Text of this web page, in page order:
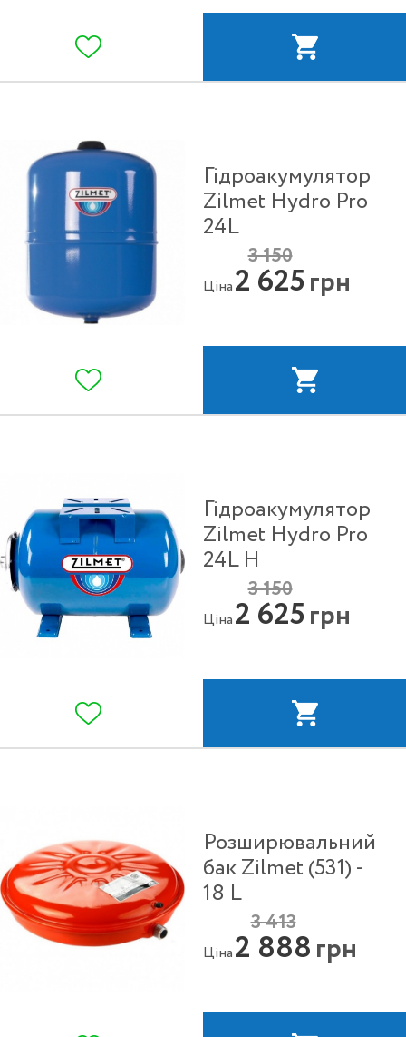
Гідроакумулятор
Zilmet Hydro Pro
24L
Ціна
3 150
2 625грн
Гідроакумулятор
Zilmet Hydro Pro
24L H
Ціна
3 150
2 625грн
Розширювальний
бак Zilmet (531) -
18 L
Ціна
3 413
2 888грн